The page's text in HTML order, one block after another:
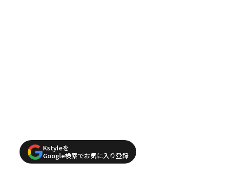
Kstyleを
Google検索でお気に入り登録